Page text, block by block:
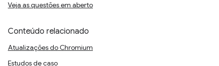
Veja as questões em aberto
Conteúdo relacionado
Atualizações do Chromium
Estudos de caso